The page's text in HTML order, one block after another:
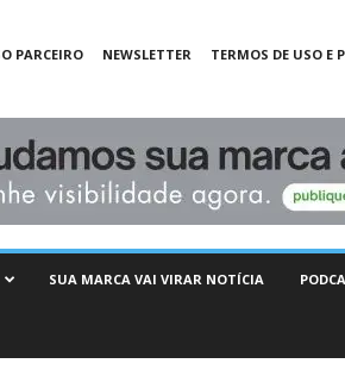
PARCEIRO NEWSLETTER TERMOS DE USO E
SUA MARCA VAI VIRAR NOTÍCIA